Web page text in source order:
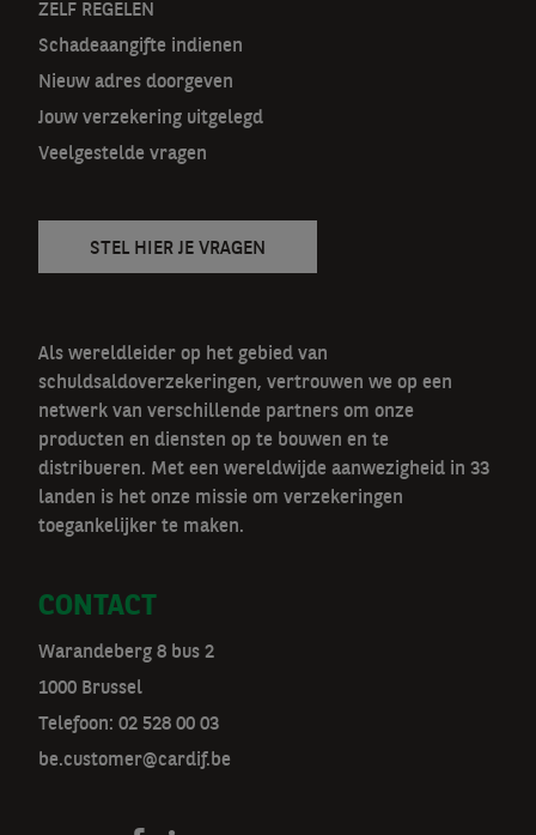
t
n
a
v
ZELF REGELEN
Schadeaangifte indienen
Nieuw adres doorgeven
Jouw verzekering uitgelegd
Veelgestelde vragen
STEL HIER JE VRAGEN
Als wereldleider op het gebied van
schuldsaldoverzekeringen, vertrouwen we op een
netwerk van verschillende partners om onze
producten en diensten op te bouwen en te
distribueren. Met een wereldwijde aanwezigheid in 33
landen is het onze missie om verzekeringen
toegankelijker te maken.
CONTACT
Warandeberg 8 bus 2
1000 Brussel
Telefoon: 02 528 00 03
be.customer@cardif.be